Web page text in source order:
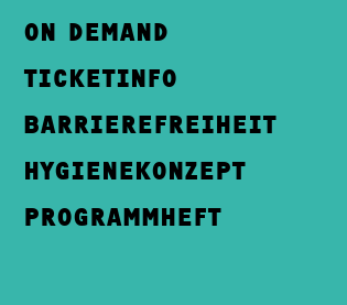
ON DEMAND
TICKETINFO
BARRIEREFREIHEIT
HYGIENEKONZEPT
PROGRAMMHEFT